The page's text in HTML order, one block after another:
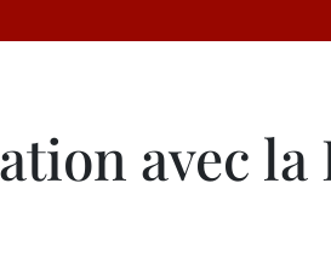
avec la